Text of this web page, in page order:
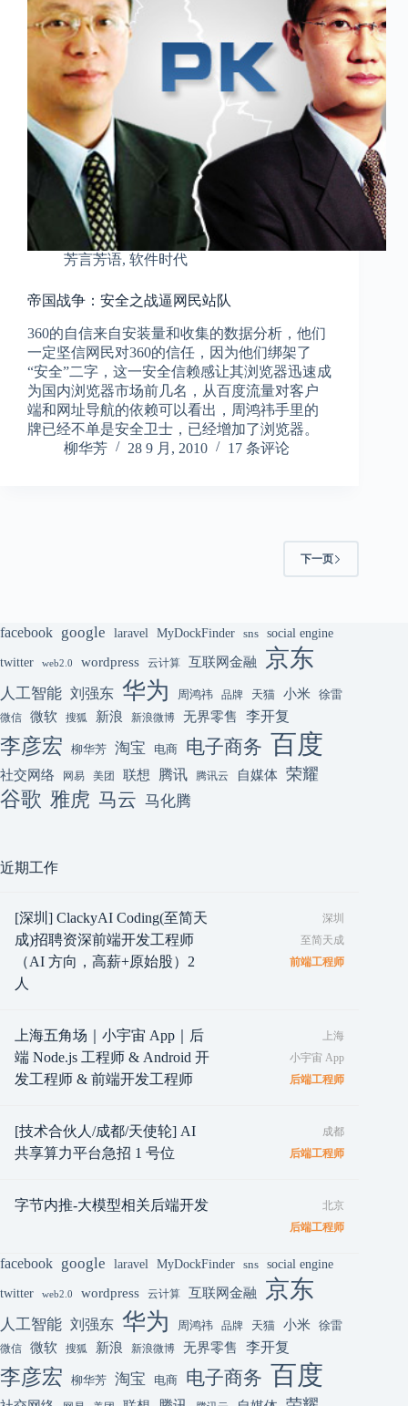
芳言芳语, 软件时代
帝国战争：安全之战逼网民站队
360的自信来自安装量和收集的数据分析，他们
一定坚信网民对360的信任，因为他们绑架了
“安全”二字，这一安全信赖感让其浏览器迅速成
为国内浏览器市场前几名，从百度流量对客户
端和网址导航的依赖可以看出，周鸿祎手里的
牌已经不单是安全卫士，已经增加了浏览器。
柳华芳
28 9 月, 2010 17 条评论
下一页
facebook google laravel MyDockFinder sns social engine
twitter web2.0 wordpress 云计算 互联网金融 京东
人工智能 刘强东 华为 周鸿祎 品牌 天猫 小米 徐雷
微信 微软 搜狐 新浪 新浪微博 无界零售 李开复
李彦宏 柳华芳 淘宝 电商 电子商务 百度
社交网络 网易 美团 联想 腾讯 腾讯云 自媒体 荣耀
谷歌 雅虎 马云 马化腾
近期工作
[深圳] ClackyAI Coding(至简天
成)招聘资深前端开发工程师
（AI 方向，高薪+原始股）2
人
深圳
至简天成
前端工程师
上海五角场｜小宇宙 App｜后
端 Node.js 工程师 & Android 开
发工程师 & 前端开发工程师
上海
小宇宙 App
后端工程师
[技术合伙人/成都/天使轮] AI
共享算力平台急招 1 号位
成都
后端工程师
字节内推-大模型相关后端开发
北京
后端工程师
facebook google laravel MyDockFinder sns social engine
twitter web2.0 wordpress 云计算 互联网金融 京东
人工智能 刘强东 华为 周鸿祎 品牌 天猫 小米 徐雷
微信 微软 搜狐 新浪 新浪微博 无界零售 李开复
李彦宏 柳华芳 淘宝 电商 电子商务 百度